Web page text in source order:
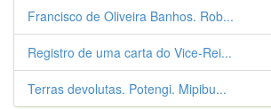
Francisco de Oliveira Banhos. Rob...
Registro de uma carta do Vice-Rei...
Terras devolutas. Potengi. Mipibu...